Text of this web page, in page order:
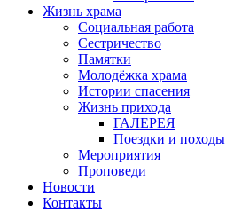
Жизнь храма
Социальная работа
Сестричество
Памятки
Молодёжка храма
Истории спасения
Жизнь прихода
ГАЛЕРЕЯ
Поездки и походы
Мероприятия
Проповеди
Новости
Контакты